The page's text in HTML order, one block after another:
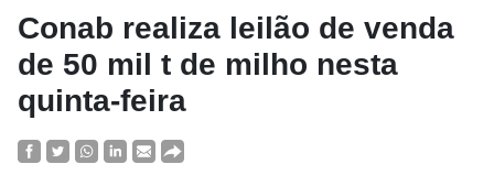
Conab realiza leilão de venda
de 50 mil t de milho nesta
quinta-feira